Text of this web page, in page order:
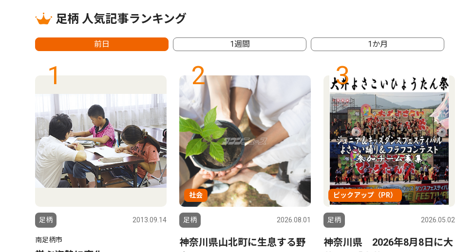
足柄 人気記事ランキング
前日 1週間 1か月
1
足柄 2013.09.14
南足柄市
2
社会
足柄 2026.08.01
神奈川県山北町に生息する野
3
ピックアップ（PR）
足柄 2026.05.02
神奈川県 2026年8月8日に大